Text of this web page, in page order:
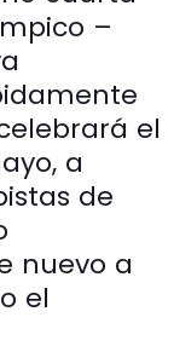
–
el
a
de
nuevo a
el